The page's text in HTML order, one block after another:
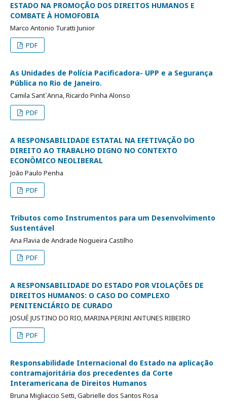
ESTADO NA PROMOÇÃO DOS DIREITOS HUMANOS E
COMBATE À HOMOFOBIA
Marco Antonio Turatti Junior
PDF
As Unidades de Polícia Pacificadora- UPP e a Segurança
Pública no Rio de Janeiro.
Camila Sant`Anna, Ricardo Pinha Alonso
PDF
A RESPONSABILIDADE ESTATAL NA EFETIVAÇÃO DO
DIREITO AO TRABALHO DIGNO NO CONTEXTO
ECONÔMICO NEOLIBERAL
João Paulo Penha
PDF
Tributos como Instrumentos para um Desenvolvimento
Sustentável
Ana Flavia de Andrade Nogueira Castilho
PDF
A RESPONSABILIDADE DO ESTADO POR VIOLAÇÕES DE
DIREITOS HUMANOS: O CASO DO COMPLEXO
PENITENCIÁRIO DE CURADO
JOSUÉ JUSTINO DO RIO, MARINA PERINI ANTUNES RIBEIRO
PDF
Responsabilidade Internacional do Estado na aplicação
contramajoritária dos precedentes da Corte
Interamericana de Direitos Humanos
Bruna Migliaccio Setti, Gabrielle dos Santos Rosa